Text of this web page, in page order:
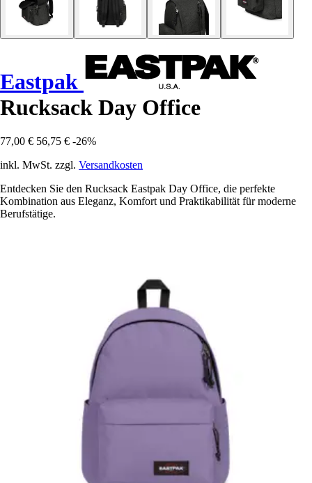
Eastpak
Rucksack Day Office
77,00 € 56,75 € -26%
inkl. MwSt. zzgl. Versandkosten
Entdecken Sie den Rucksack Eastpak Day Office, die perfekte
Kombination aus Eleganz, Komfort und Praktikabilität für moderne
Berufstätige.